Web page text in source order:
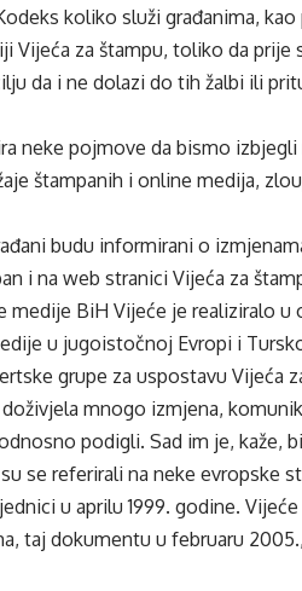
koliko služi građanima,
Vijeća za štampu, toliko da prije
da i ne dolazi do tih žalbi ili
neke pojmove da bismo
štampanih i online medija,
budu informirani o
i na web stranici Vijeća za
BiH Vijeće je realiziralo u
u jugoistočnoj Evropi i
grupe za uspostavu Vijeća
mnogo izmjena,
podigli. Sad im je, kaže,
se referirali na neke evropske
u aprilu 1999. godine.
taj dokumentu u februaru